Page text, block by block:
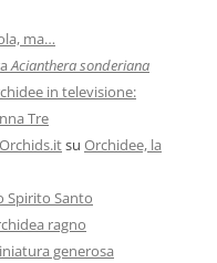
ma…
Acianthera sonderiana
in televisione:
Tre
su Orchidee, la
Spirito Santo
ragno
generosa